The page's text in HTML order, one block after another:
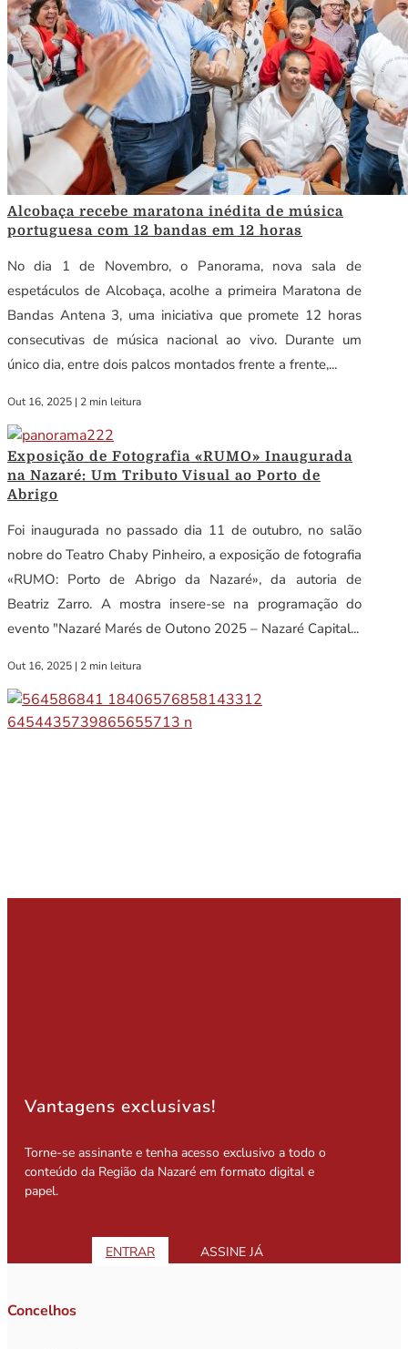
Alcobaça recebe maratona inédita de música
portuguesa com 12 bandas em 12 horas
No dia 1 de Novembro, o Panorama, nova sala de
espetáculos de Alcobaça, acolhe a primeira Maratona de
Bandas Antena 3, uma iniciativa que promete 12 horas
consecutivas de música nacional ao vivo. Durante um
único dia, entre dois palcos montados frente a frente,...
Out 16, 2025 | 2 min leitura
Exposição de Fotografia «RUMO» Inaugurada
na Nazaré: Um Tributo Visual ao Porto de
Abrigo
Foi inaugurada no passado dia 11 de outubro, no salão
nobre do Teatro Chaby Pinheiro, a exposição de fotografia
«RUMO: Porto de Abrigo da Nazaré», da autoria de
Beatriz Zarro. A mostra insere-se na programação do
evento "Nazaré Marés de Outono 2025 – Nazaré Capital...
Out 16, 2025 | 2 min leitura
Vantagens exclusivas!
Torne-se assinante e tenha acesso exclusivo a todo o
conteúdo da Região da Nazaré em formato digital e
papel.
ENTRAR ASSINE JÁ
Concelhos